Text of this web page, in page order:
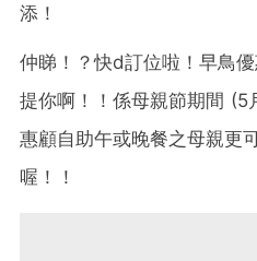
添！
仲睇！？快d訂位啦！早鳥
提你啊！！係母親節期間 (5
惠顧自助午或晚餐之母親更
喔！！